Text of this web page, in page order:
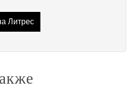
Литрес